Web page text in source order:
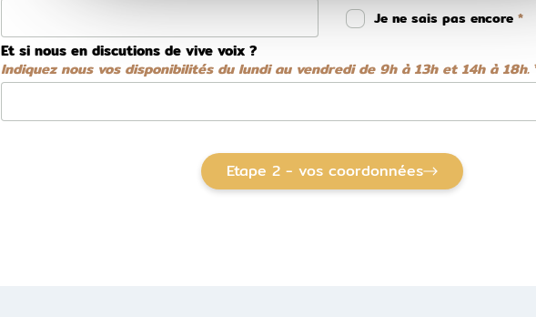
Je ne sais pas encore
Et si nous en discutions de vive voix ?
Indiquez nous vos disponibilités du lundi au vendredi de 9h à 13h et 14h à 18h.
Etape 2 - vos coordonnées